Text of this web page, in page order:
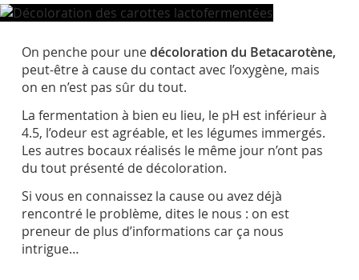
On penche pour unedécoloration du Betacarotène,
peut-être à cause du contact avec l’oxygène, mais
on en n’est pas sûr du tout.
La fermentation à bien eu lieu, le pH est inférieur à
4.5, l’odeur est agréable, et les légumes immergés.
Les autres bocaux réalisés le même jour n’ont pas
du tout présenté de décoloration.
Si vous en connaissez la cause ou avez déjà
rencontré le problème, dites le nous : on est
preneur de plus d’informations car ça nous
intrigue…